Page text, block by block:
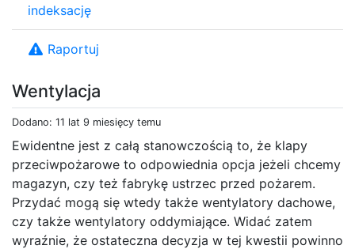
Wentylacja
Dodano: 11 lat 9 miesięcy temu
Ewidentne jest z całą stanowczością to, że klapy
przeciwpożarowe to odpowiednia opcja jeżeli chcemy
magazyn, czy też fabrykę ustrzec przed pożarem.
Przydać mogą się wtedy także wentylatory dachowe,
czy także wentylatory oddymiające. Widać zatem
wyraźnie, że ostateczna decyzja w tej kwestii powinno
indeksację
Raportuj